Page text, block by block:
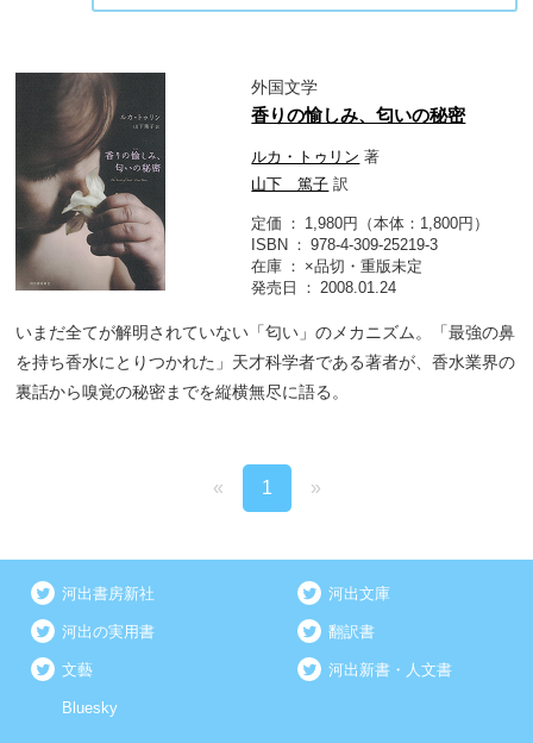
外国文学
香りの愉しみ、匂いの秘密
ルカ・トゥリン 著
山下 篤子 訳
定価
1,980円（本体：1,800円）
ISBN
978-4-309-25219-3
在庫
×品切・重版未定
発売日
2008.01.24
いまだ全てが解明されていない「匂い」のメカニズム。「最強の鼻
を持ち香水にとりつかれた」天才科学者である著者が、香水業界の
裏話から嗅覚の秘密までを縦横無尽に語る。
« 1 »
河出書房新社 河出文庫
河出の実用書 翻訳書
文藝 河出新書・人文書
Bluesky